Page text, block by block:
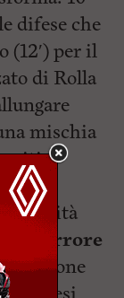
difese che
(12′) per il
di Rolla
mischia
l’errore